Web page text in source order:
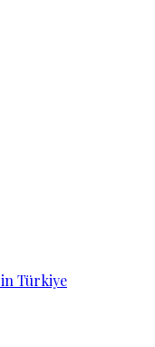
Türkiye